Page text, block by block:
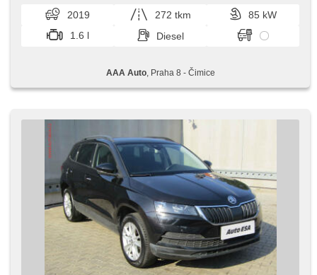
2019 272 tkm
85 kW
1.6 l
Diesel
AAA Auto, Praha 8 - Čimice